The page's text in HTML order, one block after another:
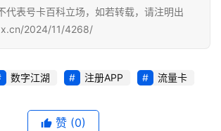
代表号卡百科立场，如若转载，请注明出
2024/11/4268/
数字江湖 注册APP 流量卡
赞 (0)